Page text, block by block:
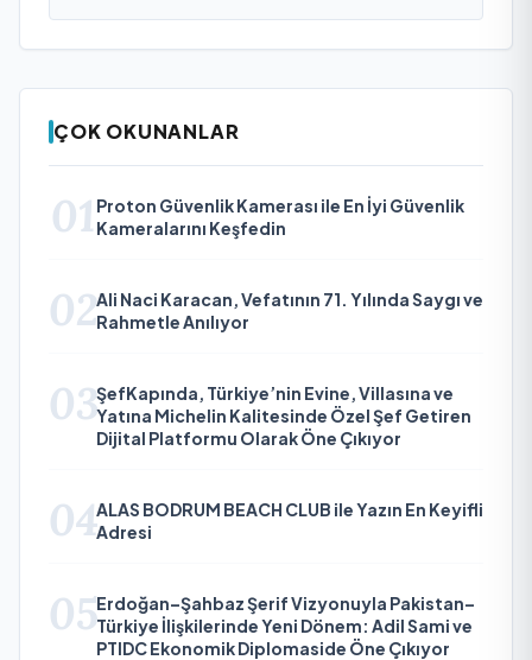
ÇOK OKUNANLAR
01 Proton Güvenlik Kamerası ile En İyi Güvenlik
Kameralarını Keşfedin
02Ali Naci Karacan, Vefatının 71. Yılında Saygı ve
Rahmetle Anılıyor
03ŞefKapında, Türkiye’nin Evine, Villasına ve
Yatına Michelin Kalitesinde Özel Şef Getiren
Dijital Platformu Olarak Öne Çıkıyor
04ALAS BODRUM BEACH CLUB ile Yazın En Keyifli
Adresi
05Erdoğan–Şahbaz Şerif Vizyonuyla Pakistan–
Türkiye İlişkilerinde Yeni Dönem: Adil Sami ve
PTIDC Ekonomik Diplomaside Öne Çıkıyor